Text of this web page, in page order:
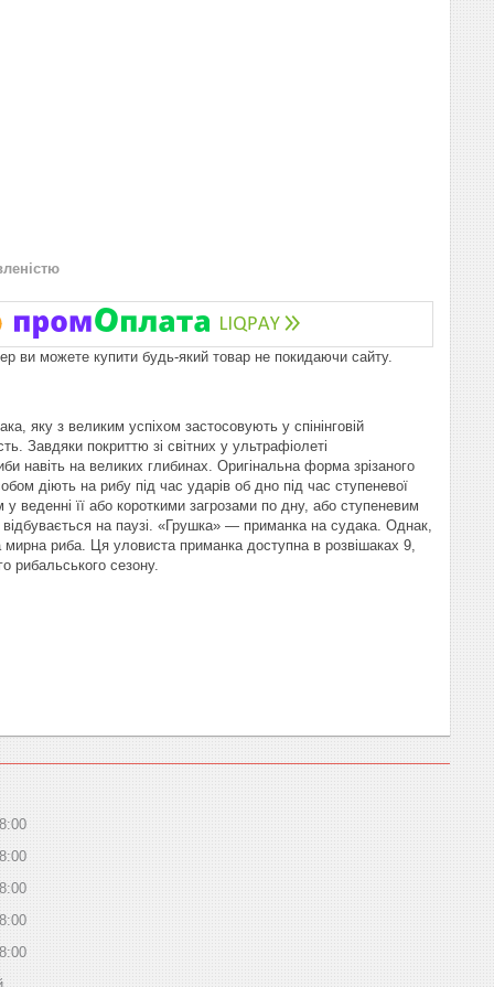
ви можете купити будь-який товар не покидаючи сайту.
яку з великим успіхом застосовують у спінінговій
Завдяки покриттю зі світних у ультрафіолеті
навіть на великих глибинах. Оригінальна форма зрізаного
діють на рибу під час ударів об дно під час ступеневої
веденні її або короткими загрозами по дну, або ступеневим
на паузі. «Грушка» — приманка на судака. Однак,
риба. Ця уловиста приманка доступна в розвішаках 9,
рибальського сезону.